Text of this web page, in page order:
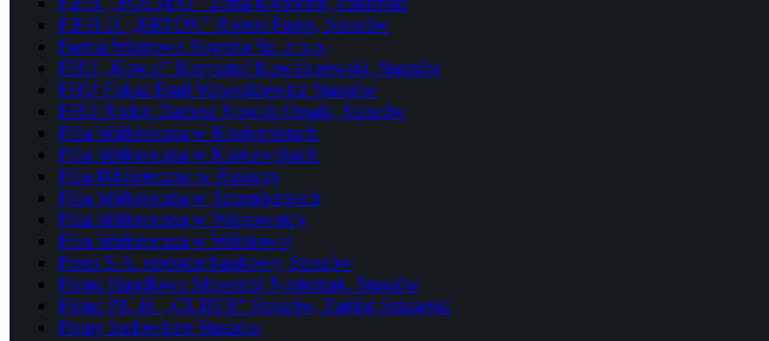
F.P.H.U. „ERTON” Robert Faron, Staszów
Farma Wiatrowa Bogoria Sp. z o.o.
FHU „Kowal” Krzysztof Kowalczewski, Staszów
FHU Fokus Emil Wawrzkiewicz Staszów
FHU Rodan Dariusz Nowak Ossala, Staszów
Filia biblioteczna w Koniemłotach
Filia biblioteczna w Kurozwękach
Filia Biblioteczna w Ruszczy
Filia biblioteczna w Sztombergach
Filia biblioteczna w Wiązownicy
Filia biblioteczna w Wiśniowej
Fines S.A. operator bankowy, Staszów
Firma Handlowa Sławomir Nasternak, Staszów
Firma P.U.H. „CUBER” Staszów, Zakład Szklarski
Firmy budowlane Staszów